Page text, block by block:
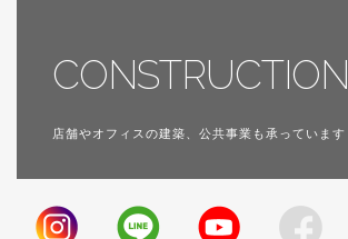
CONSTRUCTION
店舗やオフィスの建築、公共事業も承っています